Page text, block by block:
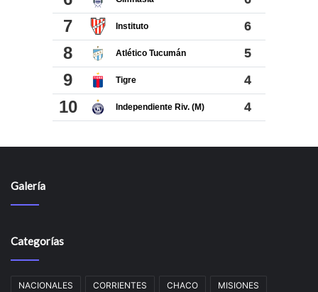
Galería
Categorías
NACIONALES CORRIENTES CHACO MISIONES